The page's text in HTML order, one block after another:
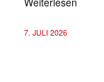
7. JULI 2026